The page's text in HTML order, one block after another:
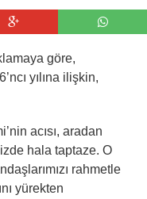
göre,
yılına ilişkin,
acısı, aradan
hala taptaze. O
rahmetle
yürekten